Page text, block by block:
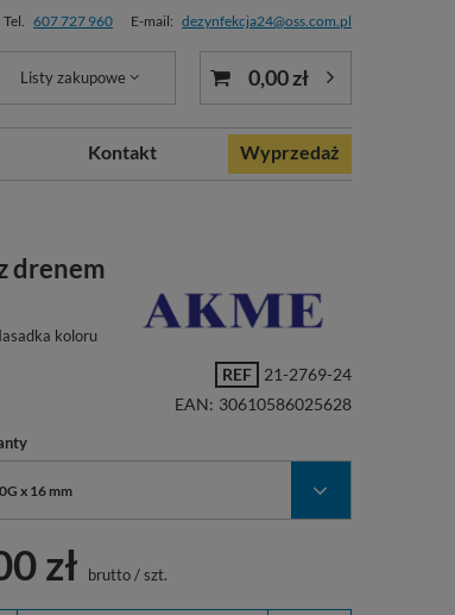
Tel. 607 727 960 E-mail: dezynfekcja24@oss.com.pl
Listy zakupowe 0,00 zł
Kontakt Wyprzedaż
drenem
koloru
REF
21-2769-24
EAN: 30610586025628
x 16 mm
zł brutto/szt.